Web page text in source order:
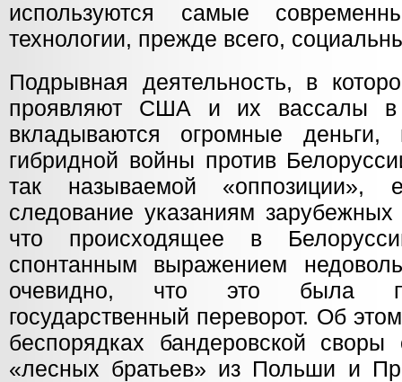
используются самые
технологии, прежде всего,
Подрывная деятельность, в
проявляют США и их вассалы
вкладываются огромные деньги,
гибридной войны против
так называемой «оппозиции»,
следование указаниям зарубежных
что происходящее в
спонтанным выражением
очевидно, что это была
государственный переворот. Об
беспорядках бандеровской
«лесных братьев» из Польши и